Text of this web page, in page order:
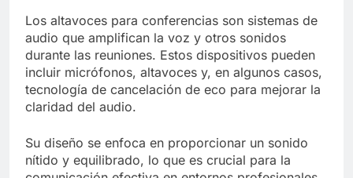
Los altavoces para conferencias son sistemas de
audio que amplifican la voz y otros sonidos
durante las reuniones. Estos dispositivos pueden
incluir micrófonos, altavoces y, en algunos casos,
tecnología de cancelación de eco para mejorar la
claridad del audio.
Su diseño se enfoca en proporcionar un sonido
nítido y equilibrado, lo que es crucial para la